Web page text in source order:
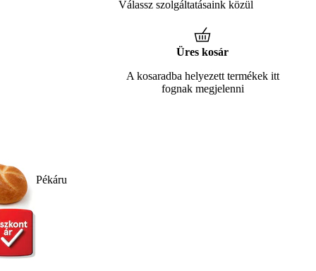
Pékáru
Válassz szolgáltatásaink közül
Üres kosár
A kosaradba helyezett termékek itt
fognak megjelenni